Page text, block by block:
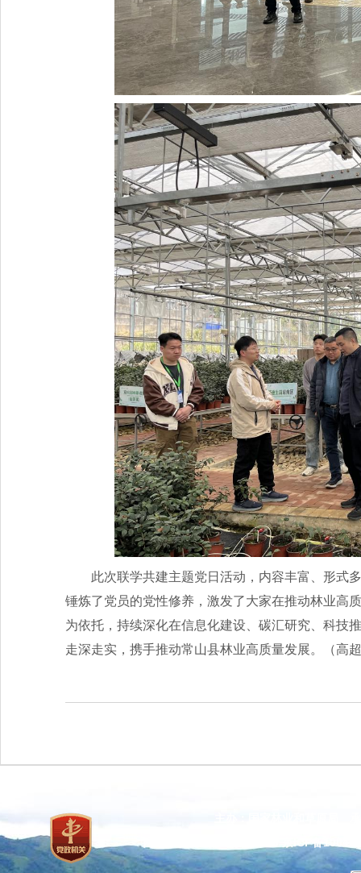
此次联学共建主题党日活动，内容丰富、形式
锤炼了党员的党性修养，激发了大家在推动林业高
为依托，持续深化在信息化建设、碳汇研究、科技
走深走实，携手推动常山县林业高质量发展。（高
京ICP备